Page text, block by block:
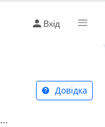
Вхід
Довідка